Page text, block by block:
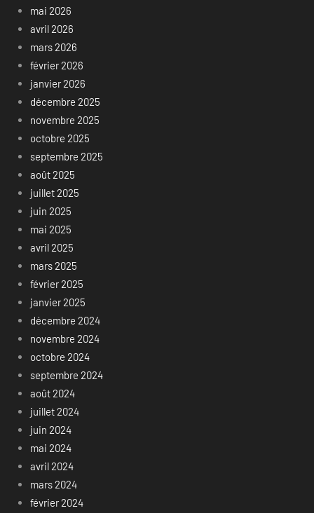
mai 2026
avril 2026
mars 2026
février 2026
janvier 2026
décembre 2025
novembre 2025
octobre 2025
septembre 2025
août 2025
juillet 2025
juin 2025
mai 2025
avril 2025
mars 2025
février 2025
janvier 2025
décembre 2024
novembre 2024
octobre 2024
septembre 2024
août 2024
juillet 2024
juin 2024
mai 2024
avril 2024
mars 2024
février 2024